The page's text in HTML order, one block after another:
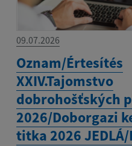
09.07.2026
Oznam/Értesítés
XXIV.Tajomstvo
dobrohošťských
2026/Doborgazi
titka 2026 JEDLÁ/